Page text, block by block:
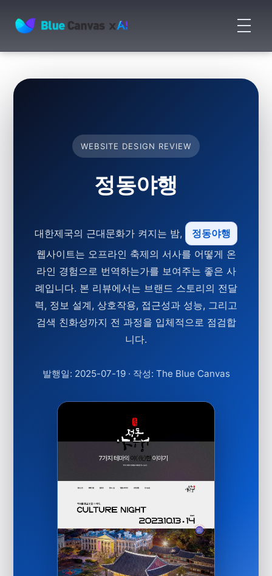
BLUECANVAS
메
뉴
기
WEBSITE DESIGN REVIEW
정동야행
대한제국의 근대문화가 켜지는 밤,
정동야행
웹사이트는 오프라인 축제의 서사를 어떻게 온
라인 경험으로 번역하는가를 보여주는 좋은 사
례입니다. 본 리뷰에서는 브랜드 스토리의 전달
력, 정보 설계, 상호작용, 접근성과 성능, 그리고
검색 친화성까지 전 과정을 입체적으로 점검합
니다.
발행일: 2025-07-19 · 작성: The Blue Canvas